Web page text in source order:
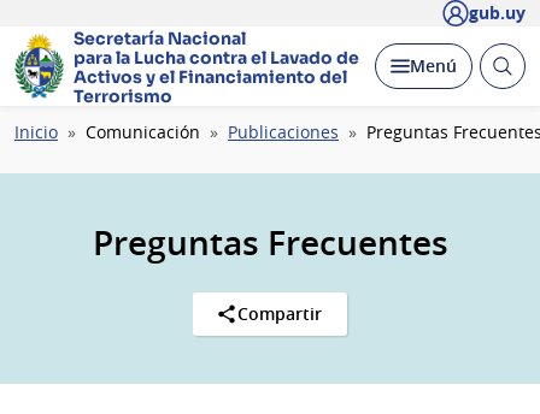
gub.uy
Secretaría Nacional
para la Lucha contra el Lavado de
Activos y el Financiamiento del
Terrorismo
Desplegar
Menú Abrir
Ruta
navegación
Inicio Comunicación Publicaciones Preguntas
Preguntas Frecuentes
Compartir